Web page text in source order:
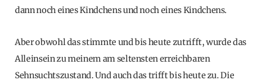
dann noch eines Kindchens und noch eines Kindchens.
Aber obwohl das stimmte und bis heute zutrifft, wurde das
Alleinsein zu meinem am seltensten erreichbaren
Sehnsuchtszustand. Und auch das trifft bis heute zu. Die